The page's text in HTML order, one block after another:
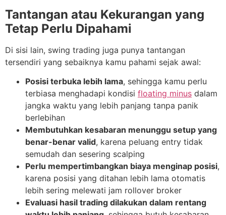
Tantangan atau Kekurangan yang
Tetap Perlu Dipahami
Di sisi lain, swing trading juga punya tantangan
tersendiri yang sebaiknya kamu pahami sejak awal:
Posisi terbuka lebih lama, sehingga kamu perlu
terbiasa menghadapi kondisi floating minus dalam
jangka waktu yang lebih panjang tanpa panik
berlebihan
Membutuhkan kesabaran menunggu setup yang
benar-benar valid, karena peluang entry tidak
semudah dan sesering scalping
Perlu mempertimbangkan biaya menginap posisi,
karena posisi yang ditahan lebih lama otomatis
lebih sering melewati jam rollover broker
Evaluasi hasil trading dilakukan dalam rentang